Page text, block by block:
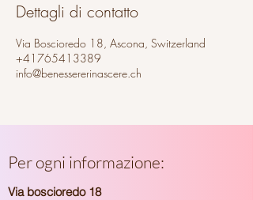
Dettagli di contatto
Via Boscioredo 18, Ascona, Switzerland
+41765413389
info@benessererinascere.ch
Via boscioredo 18
Per ogni informazione: